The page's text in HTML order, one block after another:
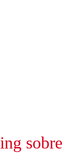
sobre